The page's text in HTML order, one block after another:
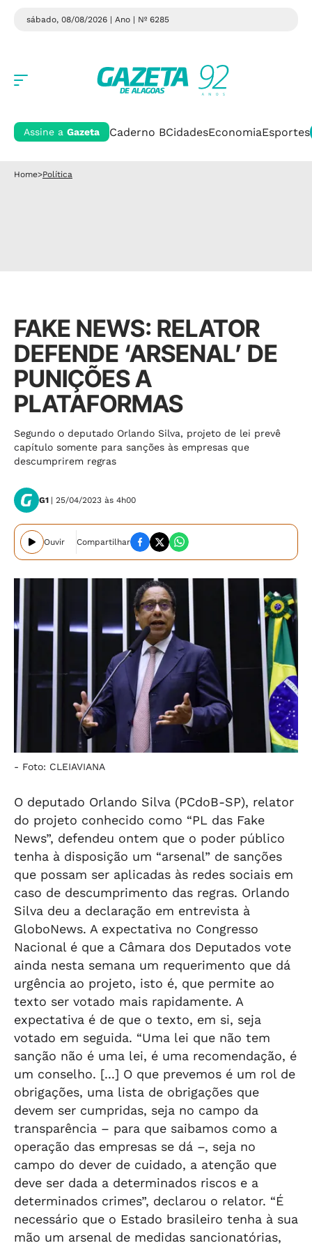
sábado, 08/08/2026 | Ano | Nº 6285
Assine a Gazeta Caderno BCidadesEconomiaEsportes
Home>Política
FAKE NEWS: RELATOR
DEFENDE ‘ARSENAL’ DE
PUNIÇÕES A
PLATAFORMAS
Segundo o deputado Orlando Silva, projeto de lei prevê
capítulo somente para sanções às empresas que
descumprirem regras
G1 | 25/04/2023 às 4h00
Ouvir Compartilhar
- Foto: CLEIAVIANA
O deputado Orlando Silva (PCdoB-SP), relator
do projeto conhecido como “PL das Fake
News”, defendeu ontem que o poder público
tenha à disposição um “arsenal” de sanções
que possam ser aplicadas às redes sociais em
caso de descumprimento das regras. Orlando
Silva deu a declaração em entrevista à
GloboNews. A expectativa no Congresso
Nacional é que a Câmara dos Deputados vote
ainda nesta semana um requerimento que dá
urgência ao projeto, isto é, que permite ao
texto ser votado mais rapidamente. A
expectativa é de que o texto, em si, seja
votado em seguida. “Uma lei que não tem
sanção não é uma lei, é uma recomendação, é
um conselho. [...] O que prevemos é um rol de
obrigações, uma lista de obrigações que
devem ser cumpridas, seja no campo da
transparência – para que saibamos como a
operação das empresas se dá –, seja no
campo do dever de cuidado, a atenção que
deve ser dada a determinados riscos e a
determinados crimes”, declarou o relator. “É
necessário que o Estado brasileiro tenha à sua
mão um arsenal de medidas sancionatórias,